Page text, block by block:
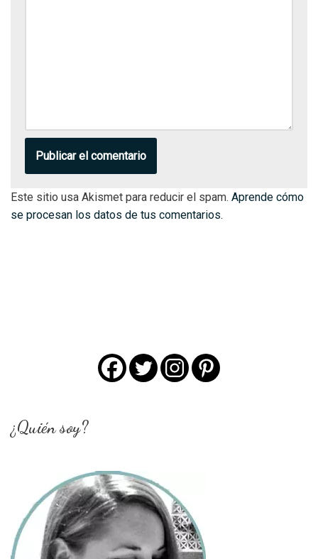
Este sitio usa Akismet para reducir el spam. Aprende cómo
se procesan los datos de tus comentarios.
¿Quién soy?